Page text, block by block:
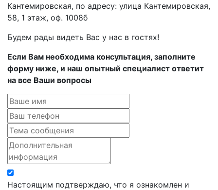
Кантемировская, по адресу: улица Кантемировская,
58, 1 этаж, оф. 1008б
Будем рады видеть Вас у нас в гостях!
Если Вам необходима консультация, заполните
форму ниже, и наш опытный специалист ответит
на все Ваши вопросы
Настоящим подтверждаю, что я ознакомлен и